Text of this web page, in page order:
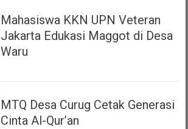
Mahasiswa KKN UPN Veteran
Jakarta Edukasi Maggot di Desa
Waru
MTQ Desa Curug Cetak Generasi
Cinta Al-Qur’an